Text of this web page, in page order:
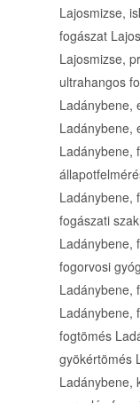
Lajosmizse,
fogászat
Lajosmizse,
ultrahangos
Ladánybene,
Ladánybene,
Ladánybene,
Ladánybene,
fogászati
Ladánybene,
fogorvosi
Ladánybene,
Ladánybene,
fogtömés
gyökértömés
Ladánybene,